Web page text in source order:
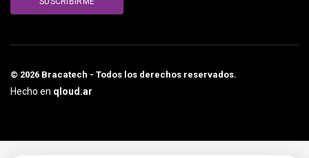
© 2026 Bracatech - Todos los derechos reservados.
Hecho en qloud.ar